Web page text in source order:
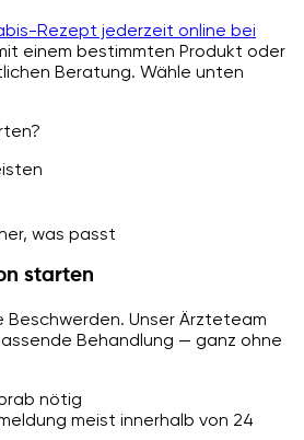
Rezept jederzeit online bei
einem bestimmten Produkt oder
Beratung. Wähle unten
was passt
starten
Beschwerden. Unser Ärzteteam
Behandlung — ganz ohne
nötig
meist innerhalb von 24